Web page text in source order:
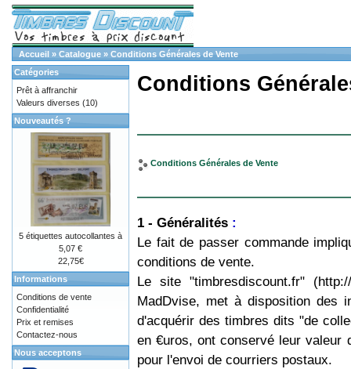
Accueil » Catalogue » Conditions Générales de Vente
Conditions
Conditions Générales de Vente
1 - Généralités :
Le fait de passer commande
conditions de vente.
Le site "timbresdiscount.fr"
MadDvise, met à disposition des
d'acquérir des timbres dits "de
en €uros, ont conservé leur valeur
pour l'envoi de courriers postaux.
Catégories
Prêt à affranchir
Valeurs diverses (10)
Nouveautés ?
5 étiquettes autocollantes à
5,07 €
22,75€
Informations
Conditions de vente
Confidentialité
Prix et remises
Contactez-nous
Nous acceptons